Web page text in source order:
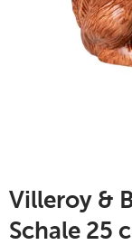
Villeroy &
Schale 25